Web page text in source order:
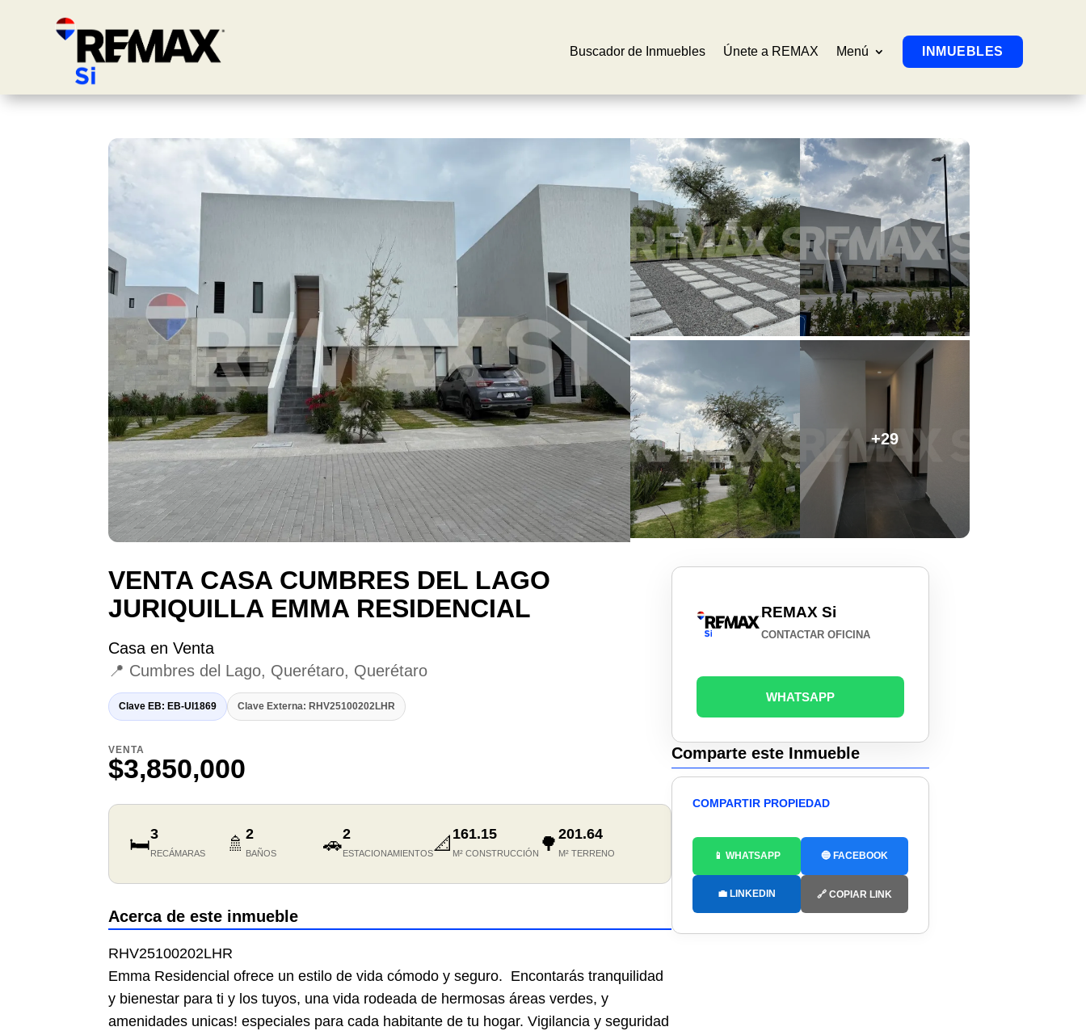
Buscador de Inmuebles Únete a REMAX Menú INMUEBLES
+29
VENTA CASA CUMBRES DEL LAGO
JURIQUILLA EMMA RESIDENCIAL
Casa en Venta
📍 Cumbres del Lago, Querétaro, Querétaro
Clave EB: EB-UI1869 Clave Externa: RHV25100202LHR
VENTA
$3,850,000
🛏️3
RECÁMARAS 🚿2
BAÑOS 🚗2
ESTACIONAMIENTOS📐 161.15
M² CONSTRUCCIÓN 🌳201.64
M² TERRENO
Acerca de este inmueble
RHV25100202LHR
Emma Residencial ofrece un estilo de vida cómodo y seguro. Encontarás tranquilidad
y bienestar para ti y los tuyos, una vida rodeada de hermosas áreas verdes, y
amenidades unicas! especiales para cada habitante de tu hogar. Vigilancia y seguridad
REMAX Si
CONTACTAR OFICINA
WHATSAPP
Comparte este Inmueble
COMPARTIR PROPIEDAD
📱 WHATSAPP 🔵 FACEBOOK
💼 LINKEDIN 🔗 COPIAR LINK